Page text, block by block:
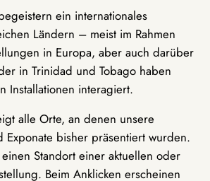
ein internationales
Ländern – meist im Rahmen
in Europa, aber auch darüber
in Trinidad und Tobago haben
Installationen interagiert.
alle Orte, an denen unsere
Exponate bisher präsentiert wurden.
Standort einer aktuellen oder
Beim Anklicken erscheinen